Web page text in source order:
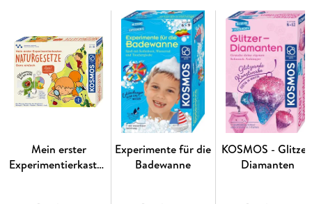
ist gesorgt. Ganz einfach die beiden Räder, den
Tennisschläger, den Hammer und den Motor nach Anleitung
zusammenfügen. Die hat Pitti alle vom Schrottplatz, wo auch
noch drei seiner Kumpel aus der Robo-Gang herkommen -
mit coolen, schrottigen Stickern werden ihre Körperteile
beklebt. Was passiert, wenn die Gliedmaßen der
unterschiedlichen Roboter wild durcheinandergemischt
werden? Überraschung! Ein witziges Geschenk von KOSMOS
Mein erster
Experimentierkasten
Experimente für die
Badewanne
KOSMOS -
Diamanten